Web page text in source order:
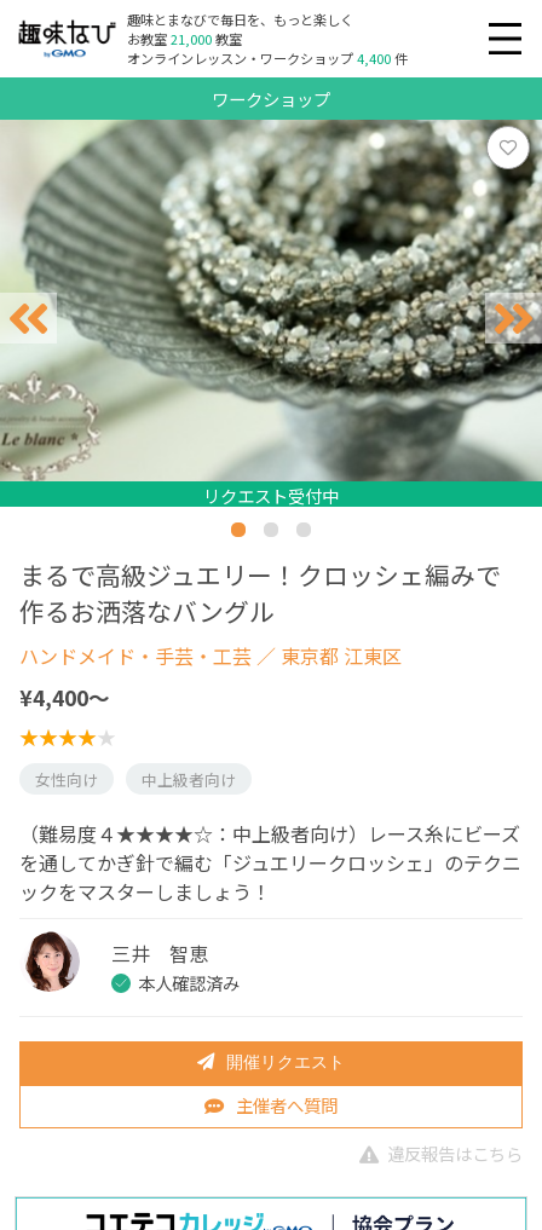
趣味とまなびで毎日を、もっと楽しく
お教室21,000教室
オンラインレッスン・ワークショップ4,400件
ワークショップ
リクエスト受付中
リクエスト受付中
リクエスト受付中
リクエスト受付中
まるで高級ジュエリー！クロッシェ編みで
作るお洒落なバングル
ハンドメイド・手芸・工芸 ／ 東京都 江東区
¥4,400〜
女性向け 中上級者向け
（難易度４★★★★☆：中上級者向け）レース糸にビーズ
を通してかぎ針で編む「ジュエリークロッシェ」のテクニ
ックをマスターしましょう！
三井 智恵
本人確認済み
開催リクエスト
主催者へ質問
違反報告はこちら